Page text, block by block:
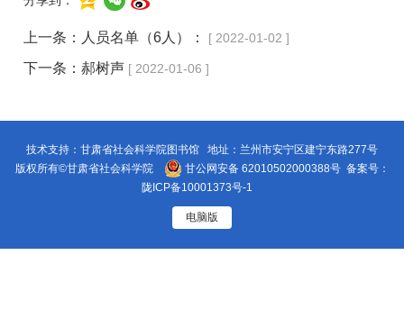
上一条： 人员名单（6人）： [ 2022-01-02 ]
下一条：郝树声 [ 2022-01-06 ]
技术支持：甘肃省社会科学院图书馆 地址：兰州市安宁区建宁东路277号
版权所有©甘肃省社会科学院
甘公网安备 62010502000388号备案号：
陇ICP备10001373号-1
电脑版